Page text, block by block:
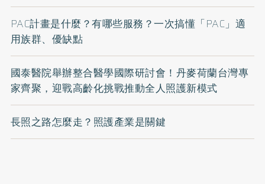
PAC計畫是什麼？有哪些服務？一次搞懂「PAC」適
用族群、優缺點
國泰醫院舉辦整合醫學國際研討會！丹麥荷蘭台灣專
家齊聚，迎戰高齡化挑戰推動全人照護新模式
長照之路怎麼走？照護產業是關鍵